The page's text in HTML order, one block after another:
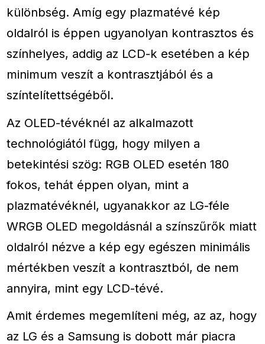
különbség. Amíg egy plazmatévé kép
oldalról is éppen ugyanolyan kontrasztos és
színhelyes, addig az LCD-k esetében a kép
minimum veszít a kontrasztjából és a
színtelítettségéből.
Az OLED-tévéknél az alkalmazott
technológiától függ, hogy milyen a
betekintési szög: RGB OLED esetén 180
fokos, tehát éppen olyan, mint a
plazmatévéknél, ugyanakkor az LG-féle
WRGB OLED megoldásnál a színszűrők miatt
oldalról nézve a kép egy egészen minimális
mértékben veszít a kontrasztból, de nem
annyira, mint egy LCD-tévé.
Amit érdemes megemlíteni még, az az, hogy
az LG és a Samsung is dobott már piacra